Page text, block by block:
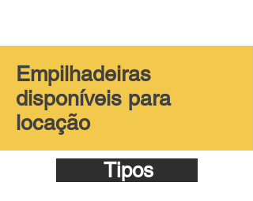
Empilhadeiras
disponíveis para
locação
Tipos